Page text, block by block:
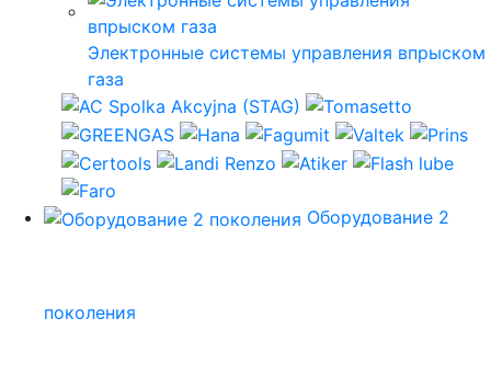
Электронные системы управления впрыском
газа
Оборудование 2
поколения